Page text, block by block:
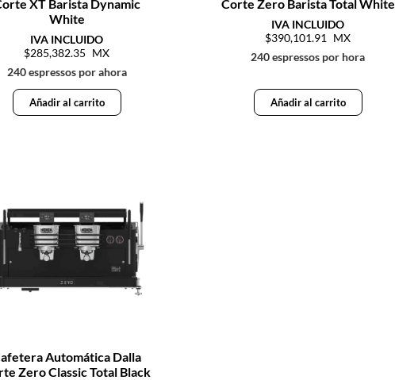
XT Barista Dynamic
White
285,382.35
240 espressos por ahora
Añadir al carrito
Corte Zero Barista Total White
390,101.91
240 espressos por hora
Añadir al carrito
Automática Dalla
Zero Classic Total Black